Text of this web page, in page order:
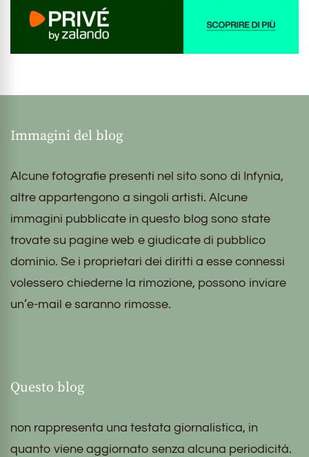
Immagini del blog
Alcune fotografie presenti nel sito sono di Infynia,
altre appartengono a singoli artisti. Alcune
immagini pubblicate in questo blog sono state
trovate su pagine web e giudicate di pubblico
dominio. Se i proprietari dei diritti a esse connessi
volessero chiederne la rimozione, possono inviare
un’e-mail e saranno rimosse.
Questo blog
non rappresenta una testata giornalistica, in
quanto viene aggiornato senza alcuna periodicità.